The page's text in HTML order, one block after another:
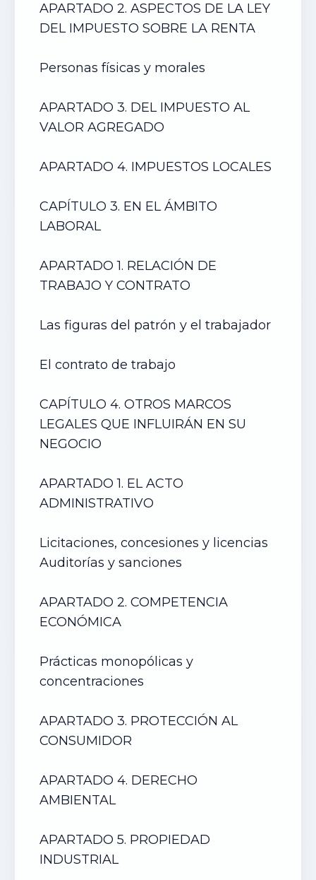
APARTADO 2. ASPECTOS DE LA LEY
DEL IMPUESTO SOBRE LA RENTA
Personas físicas y morales
APARTADO 3. DEL IMPUESTO AL
VALOR AGREGADO
APARTADO 4. IMPUESTOS LOCALES
CAPÍTULO 3. EN EL ÁMBITO
LABORAL
APARTADO 1. RELACIÓN DE
TRABAJO Y CONTRATO
Las figuras del patrón y el trabajador
El contrato de trabajo
CAPÍTULO 4. OTROS MARCOS
LEGALES QUE INFLUIRÁN EN SU
NEGOCIO
APARTADO 1. EL ACTO
ADMINISTRATIVO
Licitaciones, concesiones y licencias
Auditorías y sanciones
APARTADO 2. COMPETENCIA
ECONÓMICA
Prácticas monopólicas y
concentraciones
APARTADO 3. PROTECCIÓN AL
CONSUMIDOR
APARTADO 4. DERECHO
AMBIENTAL
APARTADO 5. PROPIEDAD
INDUSTRIAL